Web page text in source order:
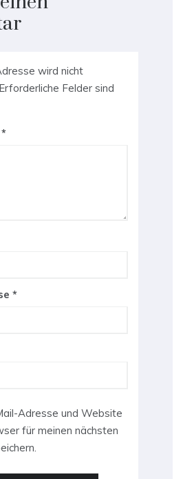
wird nicht
Erforderliche Felder sind
*
Adresse und Website
für meinen nächsten